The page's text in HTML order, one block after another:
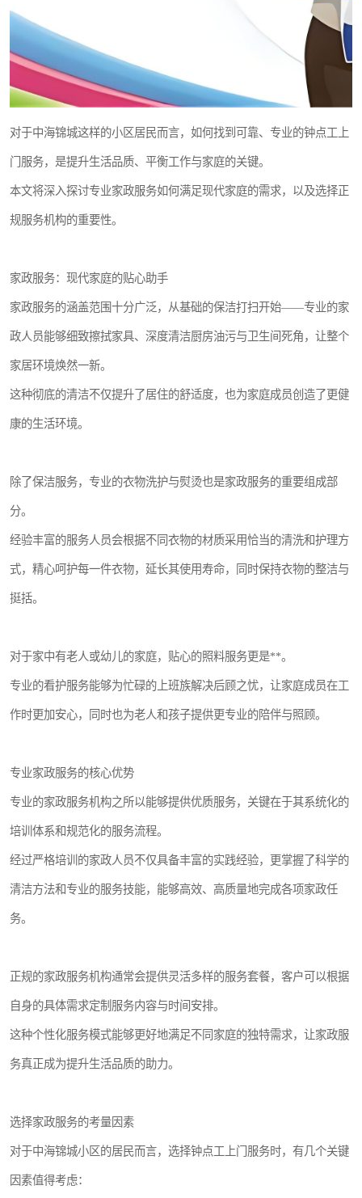
对于中海锦城这样的小区居民而言，如何找到可靠、专业的钟点工上
门服务，是提升生活品质、平衡工作与家庭的关键。
本文将深入探讨专业家政服务如何满足现代家庭的需求，以及选择正
规服务机构的重要性。
家政服务：现代家庭的贴心助手
家政服务的涵盖范围十分广泛，从基础的保洁打扫开始——专业的家
政人员能够细致擦拭家具、深度清洁厨房油污与卫生间死角，让整个
家居环境焕然一新。
这种彻底的清洁不仅提升了居住的舒适度，也为家庭成员创造了更健
康的生活环境。
除了保洁服务，专业的衣物洗护与熨烫也是家政服务的重要组成部
分。
经验丰富的服务人员会根据不同衣物的材质采用恰当的清洗和护理方
式，精心呵护每一件衣物，延长其使用寿命，同时保持衣物的整洁与
挺括。
对于家中有老人或幼儿的家庭，贴心的照料服务更是**。
专业的看护服务能够为忙碌的上班族解决后顾之忧，让家庭成员在工
作时更加安心，同时也为老人和孩子提供更专业的陪伴与照顾。
专业家政服务的核心优势
专业的家政服务机构之所以能够提供优质服务，关键在于其系统化的
培训体系和规范化的服务流程。
经过严格培训的家政人员不仅具备丰富的实践经验，更掌握了科学的
清洁方法和专业的服务技能，能够高效、高质量地完成各项家政任
务。
正规的家政服务机构通常会提供灵活多样的服务套餐，客户可以根据
自身的具体需求定制服务内容与时间安排。
这种个性化服务模式能够更好地满足不同家庭的独特需求，让家政服
务真正成为提升生活品质的助力。
选择家政服务的考量因素
对于中海锦城小区的居民而言，选择钟点工上门服务时，有几个关键
因素值得考虑：